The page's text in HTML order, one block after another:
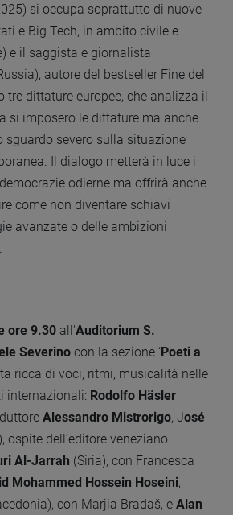
si occupa soprattutto di nuove
e Big Tech, in ambito civile e
e il saggista e giornalista
autore del bestseller Fine del
tre dittature europee, che analizza il
si imposero le dittature ma anche
sguardo severo sulla situazione
Il dialogo metterà in luce i
odierne ma offrirà anche
come non diventare schiavi
avanzate o delle ambizioni
ore 9.30 all'Auditorium S.
Severino con la sezione ‘Poeti a
ricca di voci, ritmi, musicalità nelle
internazionali: Rodolfo Häsler
Alessandro Mistrorigo, José
ospite dell’editore veneziano
Al-Jarrah (Siria), con Francesca
Mohammed Hossein Hoseini,
con Marjia Bradaš, e Alan